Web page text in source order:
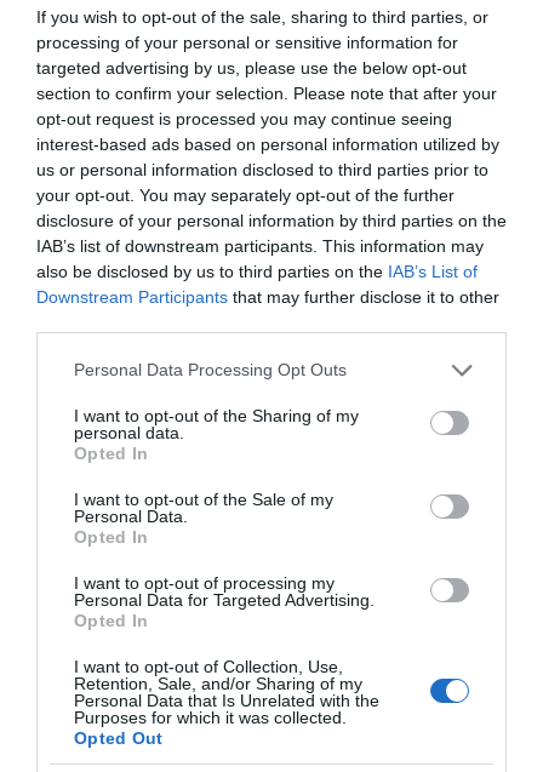
If you wish to opt-out of the sale, sharing to third parties, or
processing of your personal or sensitive information for
targeted advertising by us, please use the below opt-out
section to confirm your selection. Please note that after your
opt-out request is processed you may continue seeing
interest-based ads based on personal information utilized by
us or personal information disclosed to third parties prior to
your opt-out. You may separately opt-out of the further
disclosure of your personal information by third parties on the
IAB’s list of downstream participants. This information may
also be disclosed by us to third parties on the IAB’s List of
Downstream Participants that may further disclose it to other
Please note that this website/app uses one or more Google
not limited to your visit or usage behaviour. You may click to
grant or deny consent to Google and its third-party tags to
use your data for below specified purposes in below Google
consent section.
Personal Data Processing Opt Outs
I want to opt-out of the Sharing of my
personal data.
Opted In
I want to opt-out of the Sale of my
Personal Data.
Opted In
I want to opt-out of processing my
Personal Data for Targeted Advertising.
Opted In
I want to opt-out of Collection, Use,
Retention, Sale, and/or Sharing of my
Personal Data that Is Unrelated with the
Purposes for which it was collected.
Opted Out
Η ΣΤΗΛΗ ΜΑΣ
Οι άνθρωποι, οι αυθεντικές ιστορίες,
το ελληνικό καλοκαίρι και ένας
πολιτισμός που μας ενώνει κάθε μέρα.